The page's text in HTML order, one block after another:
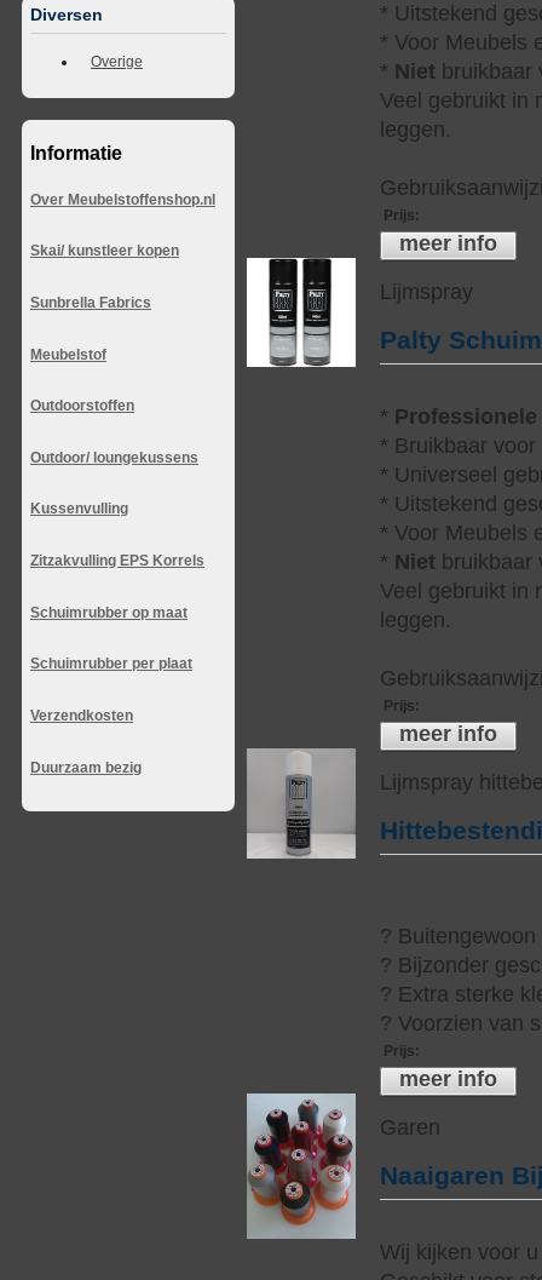
Diversen
Overige
Informatie
Over Meubelstoffenshop.nl
Skai/ kunstleer kopen
Sunbrella Fabrics
Meubelstof
Outdoorstoffen
Outdoor/ loungekussens
Kussenvulling
Zitzakvulling EPS Korrels
Schuimrubber op maat
Schuimrubber per plaat
Verzendkosten
Duurzaam bezig
* Uitstekend
* Voor Meubels
* Niet bruikbaar
Veel gebruikt in
leggen.
Prijs:
meer info
Lijmspray
Palty
* Professionele
* Bruikbaar
* Universeel
* Uitstekend
* Voor Meubels
* Niet bruikbaar
Veel gebruikt in
leggen.
Prijs:
meer info
Lijmspray
?
? Bijzonder
? Extra sterke
? Voorzien van
Prijs:
meer info
Garen
Naaigaren
Wij kijken voor